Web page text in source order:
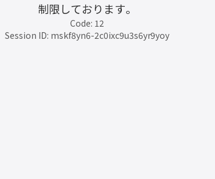
制限しております。
Code: 12
Session ID: mskf8yn6-2c0ixc9u3s6yr9yoy